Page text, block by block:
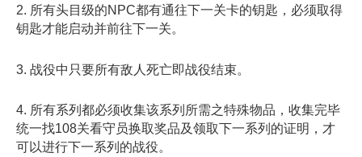
2. 所有头目级的NPC都有通往下一关卡的钥匙，必须取得
钥匙才能启动并前往下一关。
3. 战役中只要所有敌人死亡即战役结束。
4. 所有系列都必须收集该系列所需之特殊物品，收集完毕
统一找108关看守员换取奖品及领取下一系列的证明，才
可以进行下一系列的战役。